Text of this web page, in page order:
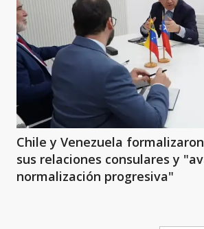
Chile y Venezuela
sus relaciones consulares y
normalización progresiva"